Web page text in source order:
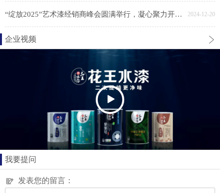
“绽放2025”艺术漆经销商峰会圆满举行，凝心聚力开新局 2024-12-20
企业视频
我要提问
发表您的留言：